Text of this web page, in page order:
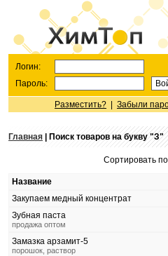
Логин:
Пароль:
Разместить? Забыли
Главная | Поиск товаров на букву "З"
Сортировать
Название
Закупаем медный концентрат
Зубная паста
продажа оптом
Замазка арзамит-5
порошок, раствор